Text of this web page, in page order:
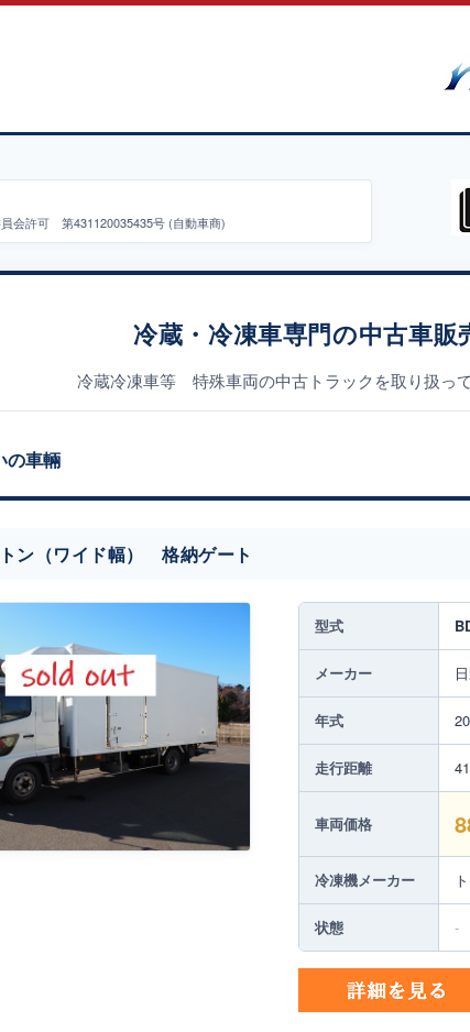
会許可 第431120035435号 (自動車商)
冷蔵・冷凍車専門の中古車販
冷蔵冷凍車等 特殊車両の中古トラックを取り扱っ
の車輛
ン（ワイド幅） 格納ゲート
型式
メーカー
年式
走行距離
車両価格
冷凍機メーカー
状態 -